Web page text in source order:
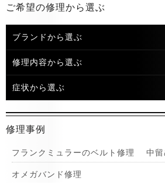
ご希望の修理から選ぶ
ブランドから選ぶ
修理内容から選ぶ
症状から選ぶ
修理事例
フランクミュラーのベルト修理 中留
オメガバンド修理